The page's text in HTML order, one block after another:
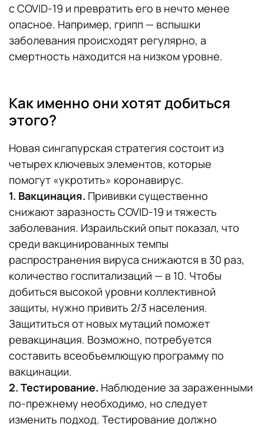
с COVID-19 и превратить его в нечто менее
опасное. Например, грипп — вспышки
заболевания происходят регулярно, а
смертность находится на низком уровне.
Как именно они хотят добиться
этого?
Новая сингапурская стратегия состоит из
четырех ключевых элементов, которые
помогут «укротить» коронавирус.
1. Вакцинация. Прививки существенно
снижают заразность COVID-19 и тяжесть
заболевания. Израильский опыт показал, что
среди вакцинированных темпы
распространения вируса снижаются в 30 раз,
количество госпитализаций — в 10. Чтобы
добиться высокой уровни коллективной
защиты, нужно привить 2/3 населения.
Защититься от новых мутаций поможет
ревакцинация. Возможно, потребуется
составить всеобъемлющую программу по
вакцинации.
2. Тестирование. Наблюдение за зараженными
по-прежнему необходимо, но следует
изменить подход. Тестирование должно